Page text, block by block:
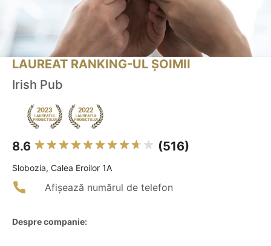
LAUREAT RANKING-UL ȘOIMII
Irish Pub
8.6 (516)
Slobozia, Calea Eroilor 1A
Afișează numărul de telefon
Despre companie: